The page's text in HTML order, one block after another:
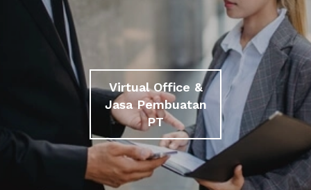
Virtual Office &
Jasa Pembuatan
PT